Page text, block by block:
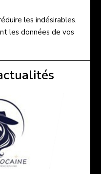
les indésirables.
les données de vos